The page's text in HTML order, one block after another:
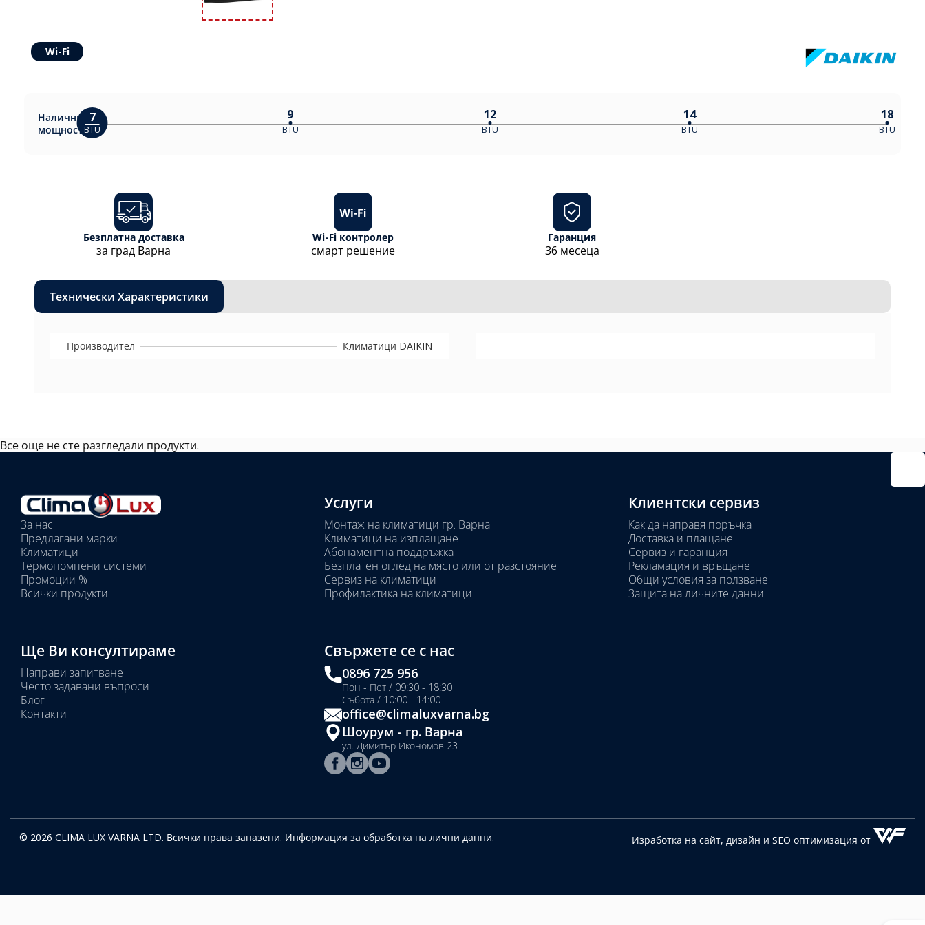
Wi-Fi
Налични
мощности:
7
BTU
9
BTU
12
BTU
14
BTU
18
BTU
Безплатна доставка
за град Варна
Wi-Fi контролер
смарт решение
Гаранция
36 месеца
Технически Характеристики
Производител Климатици DAIKIN
Все още не сте разгледали продукти.
Избрани
вътрешни
тела:
Избрано
тяло:
За нас
Предлагани марки
Климатици
Термопомпени системи
Промоции %
Всички продукти
Услуги
Монтаж на климатици гр. Варна
Климатици на изплащане
Абонаментна поддръжка
Безплатен оглед на място или от разстояние
Сервиз на климатици
Профилактика на климатици
Клиентски сервиз
Как да направя поръчка
Доставка и плащане
Сервиз и гаранция
Рекламация и връщане
Общи условия за ползване
Защита на личните данни
Ще Ви консултираме
Направи запитване
Често задавани въпроси
Блог
Контакти
Свържете се с нас
0896 725 956
Пон - Пет / 09:30 - 18:30
Събота / 10:00 - 14:00
office@climaluxvarna.bg
Шоурум - гр. Варна
ул. Димитър Икономов 23
© 2026 CLIMA LUX VARNA LTD. Всички права запазени. Информация за обработка на лични данни. Изработка на сайт, дизайн и SEO оптимизация от